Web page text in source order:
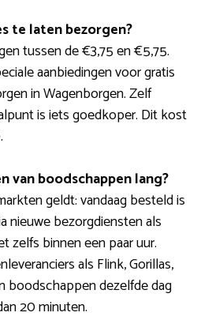
te laten bezorgen?
tussen de €3,75 en €5,75.
aanbiedingen voor gratis
in Wagenborgen. Zelf
is iets goedkoper. Dit kost
van boodschappen lang?
geldt: vandaag besteld is
nieuwe bezorgdiensten als
zelfs binnen een paar uur.
als Flink, Gorillas,
boodschappen dezelfde dag
20 minuten.